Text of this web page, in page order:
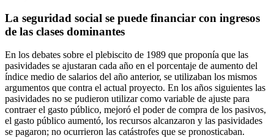
La seguridad social se puede financiar con ingresos
de las clases dominantes
En los debates sobre el plebiscito de 1989 que proponía que las
pasividades se ajustaran cada año en el porcentaje de aumento del
índice medio de salarios del año anterior, se utilizaban los mismos
argumentos que contra el actual proyecto. En los años siguientes las
pasividades no se pudieron utilizar como variable de ajuste para
contraer el gasto público, mejoró el poder de compra de los pasivos,
el gasto público aumentó, los recursos alcanzaron y las pasividades
se pagaron; no ocurrieron las catástrofes que se pronosticaban.